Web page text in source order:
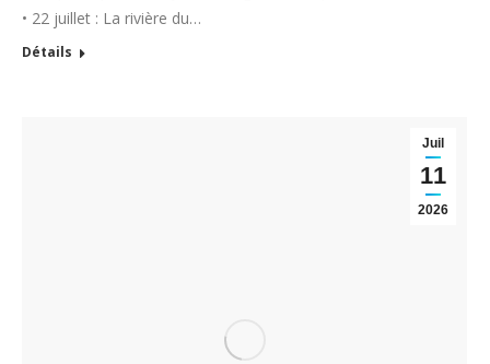
• 22 juillet : La rivière du…
Détails
Juil
11
2026